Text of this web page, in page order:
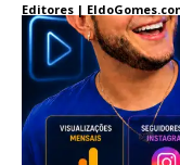
Editores |